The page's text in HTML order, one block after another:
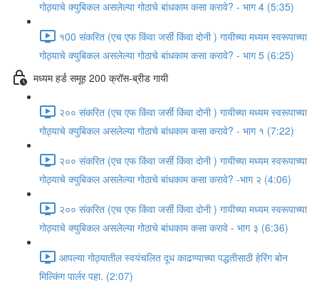
गोठ्याचे क्युबिकल असलेल्या गोठाचे बांधकाम कसा करावे? - भाग 4 (5:35)
१00 संकरित (एच एफ किंवा जर्सी किंवा दोनी ) गायीच्या मध्यम स्वरूपाच्या
गोठ्याचे क्युबिकल असलेल्या गोठाचे बांधकाम कसा करावे? - भाग 5 (6:25)
मध्यम हर्ड समूह 200 क्रॉस-ब्रीड गायी
२०० संकरित (एच एफ किंवा जर्सी किंवा दोनी ) गायीच्या मध्यम स्वरूपाच्या
गोठ्याचे क्युबिकल असलेल्या गोठाचे बांधकाम कसा करावे? - भाग १ (7:22)
२०० संकरित (एच एफ किंवा जर्सी किंवा दोनी ) गायीच्या मध्यम स्वरूपाच्या
गोठ्याचे क्युबिकल असलेल्या गोठाचे बांधकाम कसा करावे? -भाग २ (4:06)
२०० संकरित (एच एफ किंवा जर्सी किंवा दोनी ) गायीच्या मध्यम स्वरूपाच्या
गोठ्याचे क्युबिकल असलेल्या गोठाचे बांधकाम कसा करावे - भाग ३ (6:36)
आपल्या गोठ्यातील स्वयंचलित दूध काढण्याच्या पद्धतीसाठी हेरिंग बोन
मिल्किंग पार्लर पहा. (2:07)